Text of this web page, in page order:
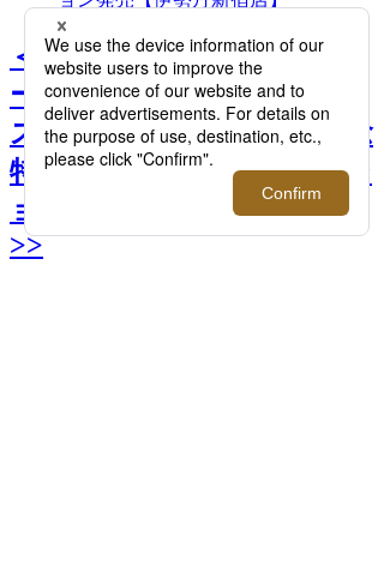
＜スマイソン＞ ×「ピータ
ーラビット」｜ビアトリク
ス・ポター生誕160周年記念
特別企画 カプセルコレクシ
ョン発売【伊勢丹新宿店】
>>